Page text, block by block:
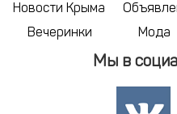
Новости Крыма
Вечеринки
Мода
Мы в